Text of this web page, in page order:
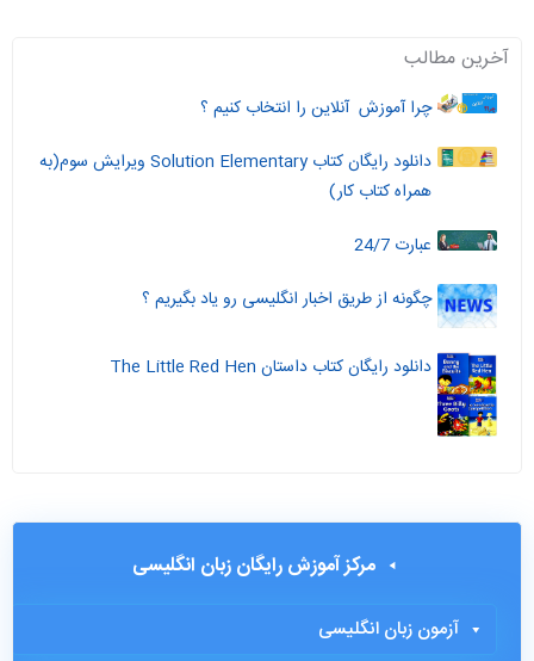
آخرین مطالب
چرا آموزش آنلاین را انتخاب کنیم ؟
دانلود رایگان کتاب Solution Elementary ویرایش سوم(به
همراه کتاب کار)
عبارت 24/7
چگونه از طریق اخبار انگلیسی رو یاد بگیریم ؟
دانلود رایگان کتاب داستان The Little Red Hen
مرکز آموزش رایگان زبان انگلیسی
آزمون زبان انگلیسی